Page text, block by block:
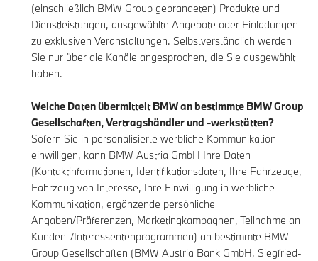
(einschließlich BMW Group gebrandeten) Produkte und
Dienstleistungen, ausgewählte Angebote oder Einladungen
zu exklusiven Veranstaltungen. Selbstverständlich werden
Sie nur über die Kanäle angesprochen, die Sie ausgewählt
haben.
Welche Daten übermittelt BMW an bestimmte BMW Group
Gesellschaften, Vertragshändler und -werkstätten?
Sofern Sie in personalisierte werbliche Kommunikation
einwilligen, kann BMW Austria GmbH Ihre Daten
(Kontaktinformationen, Identifikationsdaten, Ihre Fahrzeuge,
Fahrzeug von Interesse, Ihre Einwilligung in werbliche
Kommunikation, ergänzende persönliche
Angaben/Präferenzen, Marketingkampagnen, Teilnahme an
Kunden-/Interessentenprogrammen) an bestimmte BMW
Group Gesellschaften (BMW Austria Bank GmbH, Siegfried-